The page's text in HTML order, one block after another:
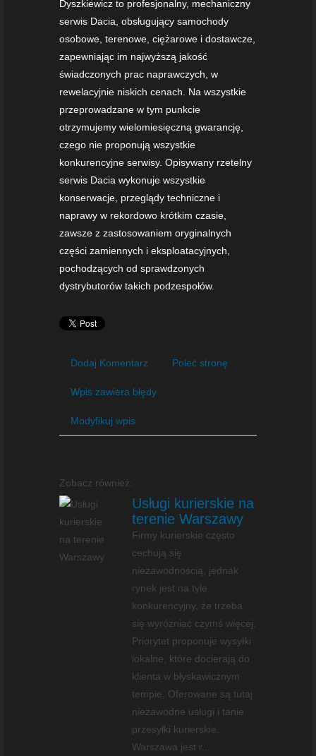
Dyszkiewicz to profesjonalny, mechaniczny
serwis Dacia, obsługujący samochody
osobowe, terenowe, ciężarowe i dostawcze,
zapewniając im najwyższą jakość
świadczonych prac naprawczych, w
rewelacyjnie niskich cenach. Na wszystkie
przeprowadzane w tym punkcie
otrzymujemy wielomiesięczną gwarancję,
czego nie proponują wszystkie
konkurencyjne serwisy. Opisywany rzetelny
serwis Dacia wykonuje wszystkie
konserwacje, przeglądy techniczne i
naprawy w rekordowo krótkim czasie,
zawsze z zastosowaniem oryginalnych
części zamiennych i eksploatacyjnych,
pochodzących od sprawdzonych
dystrybutorów takich podzespołów.
Dodaj Komentarz Poleć stronę
Wpis zawiera błędy
Modyfikuj wpis
Zobacz również:
Usługi kurierskie na
terenie Warszawy
Firmy kurierskie często
cechują się
niezawodnością, jednak
rynek jest na tyle
konkurencyjny, że trzeba
się wyróżniać czymś więcej.
Priorytet proponuje wysyłki
lokalne, które docierają do
klienta w błyskawicznym
tempie. Oferowane są tutaj
niezawodne usługi i tanie
przesyłki kurierskie.
Warszawa jest r...